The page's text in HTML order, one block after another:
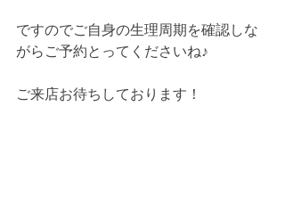
ですのでご自身の生理周期を確認しな
がらご予約とってくださいね♪
ご来店お待ちしております！